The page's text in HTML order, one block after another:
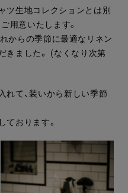
ツ生地コレクションとは別
用意いたします。
からの季節に最適なリネン
きました。 (なくなり次第
れて、装いから新しい季節
ております。